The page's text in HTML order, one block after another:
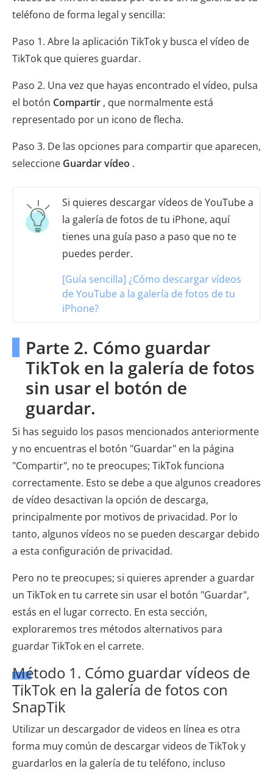
teléfono de forma legal y sencilla:
Paso 1. Abre la aplicación TikTok y busca el vídeo de
TikTok que quieres guardar.
Paso 2. Una vez que hayas encontrado el vídeo, pulsa
el botón Compartir , que normalmente está
representado por un icono de flecha.
Paso 3. De las opciones para compartir que aparecen,
seleccione Guardar vídeo .
Si quieres descargar vídeos de YouTube a
la galería de fotos de tu iPhone, aquí
tienes una guía paso a paso que no te
puedes perder.
[Guía sencilla] ¿Cómo descargar vídeos
de YouTube a la galería de fotos de tu
iPhone?
Parte 2. Cómo guardar
TikTok en la galería de fotos
sin usar el botón de
guardar.
Si has seguido los pasos mencionados anteriormente
y no encuentras el botón "Guardar" en la página
"Compartir", no te preocupes; TikTok funciona
correctamente. Esto se debe a que algunos creadores
de vídeo desactivan la opción de descarga,
principalmente por motivos de privacidad. Por lo
tanto, algunos vídeos no se pueden descargar debido
a esta configuración de privacidad.
Pero no te preocupes; si quieres aprender a guardar
un TikTok en tu carrete sin usar el botón "Guardar",
estás en el lugar correcto. En esta sección,
exploraremos tres métodos alternativos para
guardar TikTok en el carrete.
Método 1. Cómo guardar vídeos de
TikTok en la galería de fotos con
SnapTik
Utilizar un descargador de videos en línea es otra
forma muy común de descargar videos de TikTok y
guardarlos en la galería de tu teléfono, incluso